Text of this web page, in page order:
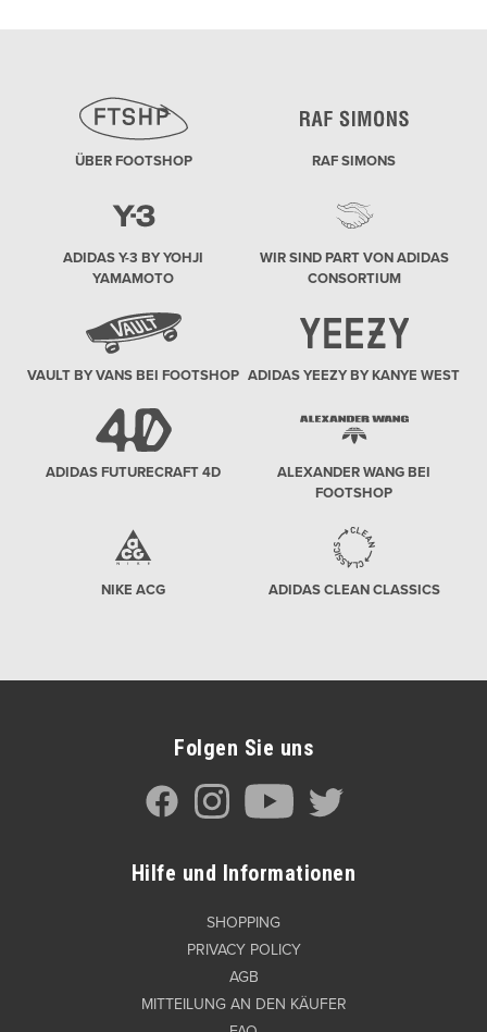
ÜBER FOOTSHOP RAF SIMONS
ADIDAS Y-3 BY YOHJI
YAMAMOTO
WIR SIND PART VON ADIDAS
CONSORTIUM
VAULT BY VANS BEI FOOTSHOP ADIDAS YEEZY BY KANYE WEST
ADIDAS FUTURECRAFT 4D
ALEXANDER WANG BEI
FOOTSHOP
NIKE ACG ADIDAS CLEAN CLASSICS
Folgen Sie uns
Hilfe und Informationen
SHOPPING
PRIVACY POLICY
AGB
MITTEILUNG AN DEN KÄUFER